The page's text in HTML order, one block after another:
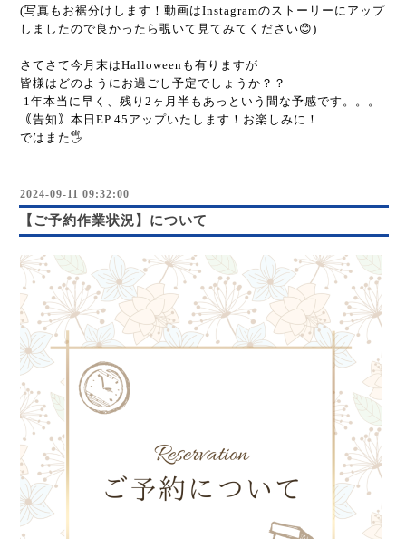
(写真もお裾分けします！動画はInstagramのストーリーにアップ
しましたので良かったら覗いて見てみてください😊)
さてさて今月末はHalloweenも有りますが
皆様はどのようにお過ごし予定でしょうか？？
1年本当に早く、残り2ヶ月半もあっという間な予感です。。。
｟告知｠本日EP.45アップいたします！お楽しみに！
ではまた🖐️
2024-09-11 09:32:00
【ご予約作業状況】について